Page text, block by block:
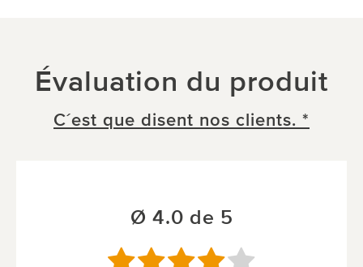
Évaluation du produit
C´est que disent nos clients. *
Ø 4.0 de 5